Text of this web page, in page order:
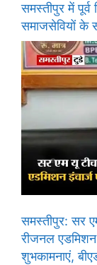
समस्तीपुर में
समाजसेवियों के
समस्तीपुर: सर
रीजनल
शुभकामनाएं,